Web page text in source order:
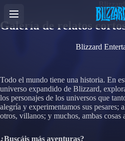
Galería de relatos
Blizzard
Todo el mundo tiene una historia. En
universo expandido de Blizzard,
los personajes de los universos que
alegría y experimentamos sus pesares;
otros, villanos; y muchos, ambas cosas
¿Buscáis más aventuras?